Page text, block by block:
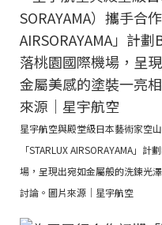
星宇航空與殿堂級日本藝術家空
「STARLUX AIRSORAYAMA」
場，呈現出宛如金屬般的洗鍊光
討論。圖片來源｜星宇航空